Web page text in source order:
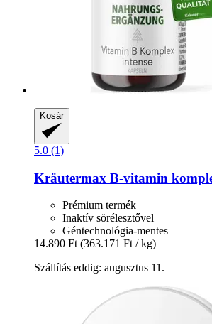
Kosár
5.0 (1)
Kräutermax B-​vitamin
Prémium termék
Inaktív sörélesztővel
Géntechnológia-mentes
14.890 Ft (363.171 Ft / kg)
Szállítás eddig: augusztus 11.